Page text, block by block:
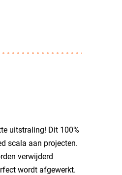
uitstraling! Dit 100%
scala aan projecten.
verwijderd
wordt afgewerkt.